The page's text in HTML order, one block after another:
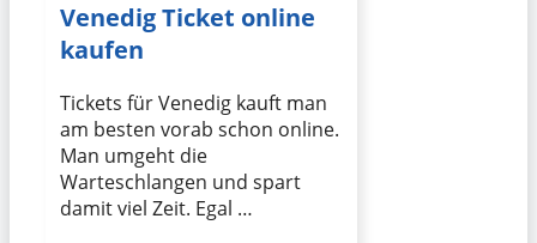
Venedig Ticket online
kaufen
Tickets für Venedig kauft man
am besten vorab schon online.
Man umgeht die
Warteschlangen und spart
damit viel Zeit. Egal …